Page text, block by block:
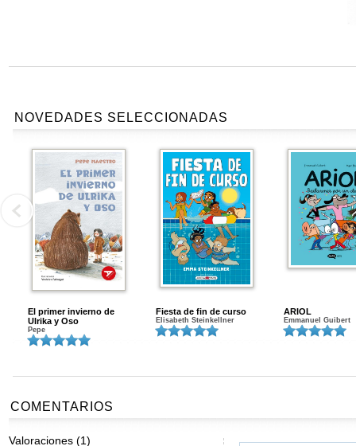
NOVEDADES SELECCIONADAS
El primer invierno de
Ulrika y Oso
Pepe
Fiesta de fin de curso
Elisabeth Steinkellner
ARIOL
Emmanuel Guibert
COMENTARIOS
Valoraciones (1)